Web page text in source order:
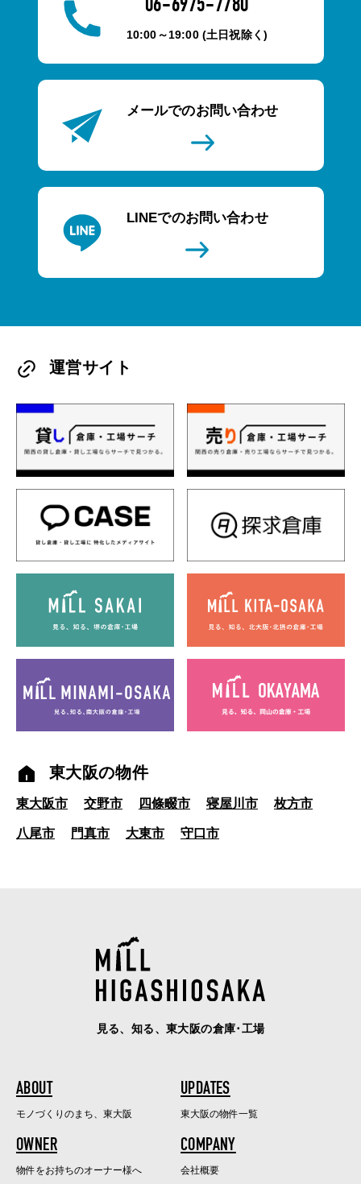
06-6975-7780
10:00～19:00 (土日祝除く)
メールでのお問い合わせ
LINEでのお問い合わせ
運営サイト
東大阪の物件
東大阪市 交野市 四條畷市 寝屋川市 枚方市
八尾市 門真市 大東市 守口市
見る、知る、東大阪の倉庫･工場
ABOUT
モノづくりのまち、東大阪
UPDATES
東大阪の物件一覧
OWNER
物件をお持ちのオーナー様へ
COMPANY
会社概要